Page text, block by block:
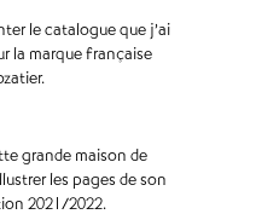
le catalogue que j’ai
la marque française
grande maison de
les pages de son
2021/2022.